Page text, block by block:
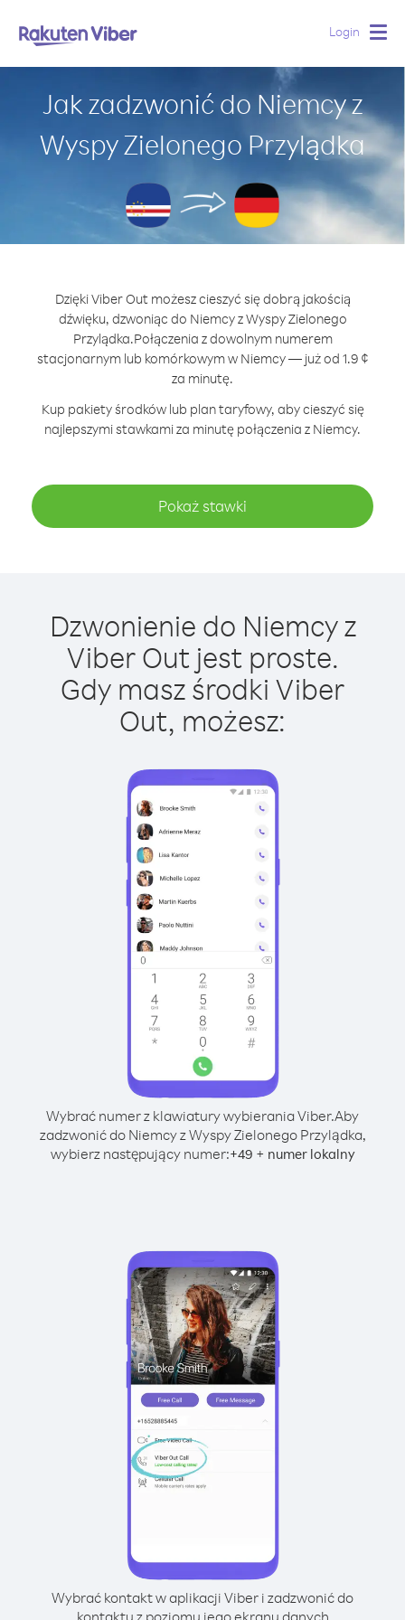
Login
Jak zadzwonić do Niemcy z
Wyspy Zielonego Przylądka
Dzięki Viber Out możesz cieszyć się dobrą jakością
dźwięku, dzwoniąc do Niemcy z Wyspy Zielonego
Przylądka.Połączenia z dowolnym numerem
stacjonarnym lub komórkowym w Niemcy — już od 1.9 ¢
za minutę.
Kup pakiety środków lub plan taryfowy, aby cieszyć się
najlepszymi stawkami za minutę połączenia z Niemcy.
Pokaż stawki
Dzwonienie do Niemcy z
Viber Out jest proste.
Gdy masz środki Viber
Out, możesz:
Wybrać numer z klawiatury wybierania Viber.Aby
zadzwonić do Niemcy z Wyspy Zielonego Przylądka,
wybierz następujący numer:+49 + numer lokalny
Wybrać kontakt w aplikacji Viber i zadzwonić do
kontaktu z poziomu jego ekranu danych